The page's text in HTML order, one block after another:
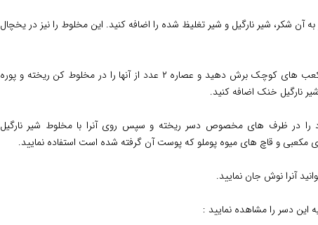
آن شکر، شیر نارگیل و شیر تغلیظ شده را اضافه کنید. این مخلوط را نیز در یخچال
در مرحله بعدی انبه ها را بشکل مکعب های کوچک برش دهید و عصاره ۲ عدد از آنها را در مخلوط کن ریخته و پوره
نارگیل خنک اضافه کنید.
را در ظرف های مخصوص دسر ریخته و سپس روی آنرا با مخلوط شیر نارگیل
مکعبی و قاچ های میوه پوملو که پوست آن گرفته شده است استفاده نمایید.
آنرا نوش جان نمایید.
این دسر را مشاهده نمایید :